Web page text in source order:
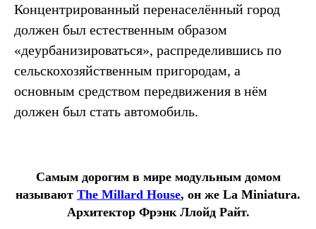
Концентрированный перенаселённый город
должен был естественным образом
«деурбанизироваться», распределившись по
сельскохозяйственным пригородам, а
основным средством передвижения в нём
должен был стать автомобиль.
Самым дорогим в мире модульным домом
называют The Millard House, он же La Miniatura.
Архитектор Фрэнк Ллойд Райт.